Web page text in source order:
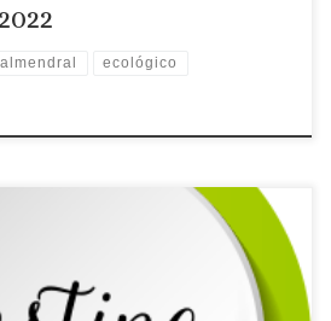
almendral ecológico
Categoría: 3 Estrellas
Tipo: Casa
OLIVENZA
Localidad: